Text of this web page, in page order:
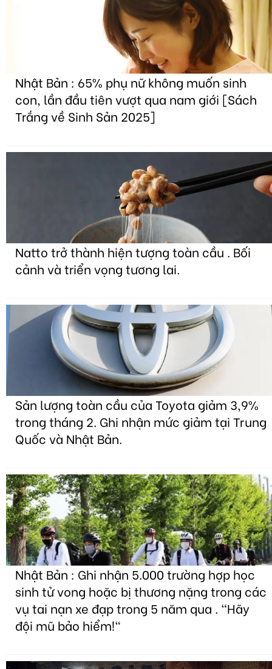
Nhật Bản : 65% phụ nữ không muốn sinh
con, lần đầu tiên vượt qua nam giới [Sách
Trắng về Sinh Sản 2025]
Natto trở thành hiện tượng toàn cầu . Bối
cảnh và triển vọng tương lai.
Sản lượng toàn cầu của Toyota giảm 3,9%
trong tháng 2. Ghi nhận mức giảm tại Trung
Quốc và Nhật Bản.
Nhật Bản : Ghi nhận 5.000 trường hợp học
sinh tử vong hoặc bị thương nặng trong các
vụ tai nạn xe đạp trong 5 năm qua . "Hãy
đội mũ bảo hiểm!"